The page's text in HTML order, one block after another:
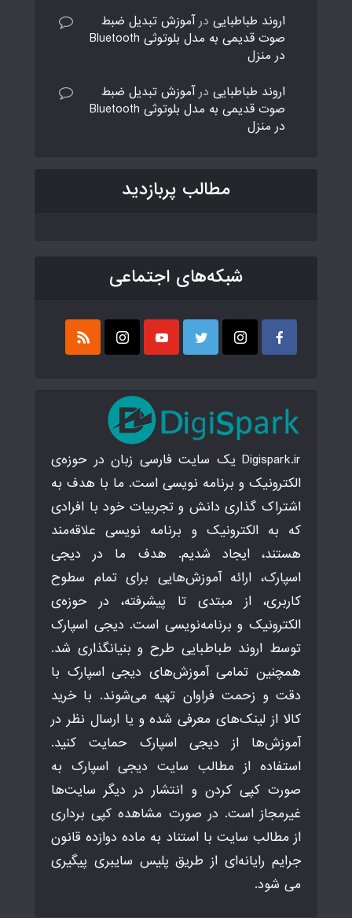
اروند طباطبایی در آموزش تبدیل ضبط
صوت قدیمی به مدل بلوتوثی Bluetooth
در منزل
اروند طباطبایی در آموزش تبدیل ضبط
صوت قدیمی به مدل بلوتوثی Bluetooth
در منزل
مطالب پربازدید
شبکه‌های اجتماعی
Digispark.ir یک سایت فارسی زبان در حوزه‌ی
الکترونیک و برنامه نویسی است. ما با هدف به
اشتراک گذاری دانش و تجربیات خود با افرادی
که به الکترونیک و برنامه نویسی علاقه‌مند
هستند، ایجاد شدیم. هدف ما در دیجی
اسپارک، ارائه آموزش‌هایی برای تمام سطوح
کاربری، از مبتدی تا پیشرفته، در حوزه‌ی
الکترونیک و برنامه‌نویسی است. دیجی اسپارک
توسط اروند طباطبایی طرح و بنیانگذاری شد.
همچنین تمامی آموزش‌های دیجی اسپارک با
دقت و زحمت فراوان تهیه می‌شوند. با خرید
کالا از لینک‌های معرفی شده و یا ارسال نظر در
آموزش‌ها از دیجی اسپارک حمایت کنید.
استفاده از مطالب سایت دیجی اسپارک به
صورت کپی کردن و انتشار در دیگر سایت‌ها
غیرمجاز است. در صورت مشاهده کپی برداری
از مطالب سایت با استناد به ماده دوازده قانون
جرایم رایانه‌ای از طریق پلیس سایبری پیگیری
می شود.